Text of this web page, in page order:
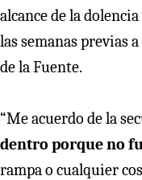
alcance de la
las semanas previas
de la Fuente.
“Me acuerdo de la
dentro porque no
rampa o cualquier